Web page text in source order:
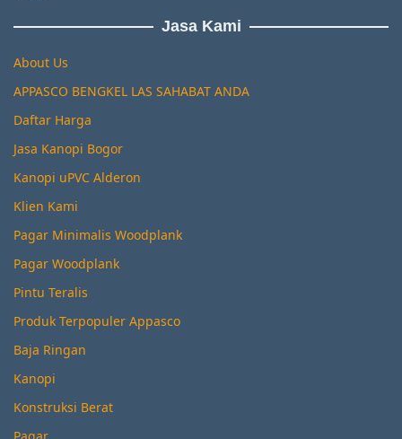
Jasa Kami
About Us
APPASCO BENGKEL LAS SAHABAT ANDA
Daftar Harga
Jasa Kanopi Bogor
Kanopi uPVC Alderon
Klien Kami
Pagar Minimalis Woodplank
Pagar Woodplank
Pintu Teralis
Produk Terpopuler Appasco
Baja Ringan
Kanopi
Konstruksi Berat